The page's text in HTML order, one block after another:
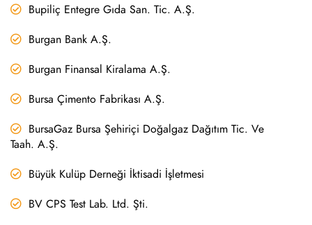
Bupiliç Entegre Gıda San. Tic. A.Ş.
Burgan Bank A.Ş.
Burgan Finansal Kiralama A.Ş.
Bursa Çimento Fabrikası A.Ş.
BursaGaz Bursa Şehiriçi Doğalgaz Dağıtım Tic. Ve
Taah. A.Ş.
Büyük Kulüp Derneği İktisadi İşletmesi
BV CPS Test Lab. Ltd. Şti.